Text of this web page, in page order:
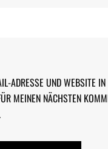
ADRESSE UND WEBSITE
MEINEN NÄCHSTEN